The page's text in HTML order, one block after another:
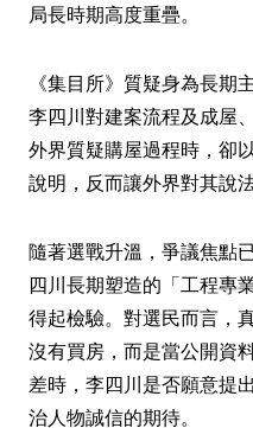
局長時期高度重疊。
《集目所》質疑身為長期
李四川對建案流程及成屋
外界質疑購屋過程時，卻
說明，反而讓外界對其說
隨著選戰升溫，爭議焦點
四川長期塑造的「工程專
得起檢驗。對選民而言，
沒有買房，而是當公開資
差時，李四川是否願意提
治人物誠信的期待。